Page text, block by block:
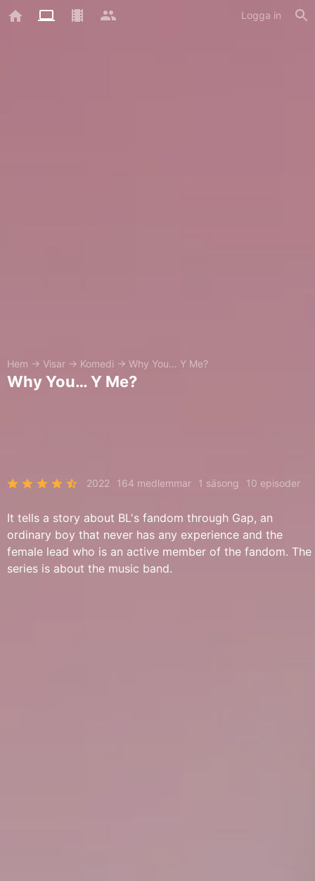
Logga in
Hem → Visar → Komedi → Why You… Y Me?
Why You… Y Me?
2022 164 medlemmar 1 säsong 10 episoder
It tells a story about BL's fandom through Gap, an
ordinary boy that never has any experience and the
female lead who is an active member of the fandom. The
series is about the music band.